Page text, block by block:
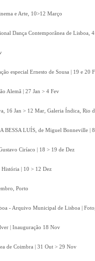
e Arte, 10>12 Março
Dança Contemporânea de Lisboa,
especial Ernesto de Sousa | 19 e 20
Alemã | 27 Jan > 4 Fev
16 Jan > 12 Mar, Galeria Índica, Rio
BESSA LUÍS, de Miguel Bonneville |
Ciríaco | 18 > 19 de Dez
História | 10 > 12 Dez
Porto
- Arquivo Municipal de Lisboa |
| Inauguração 18 Nov
de Coimbra | 31 Out > 29 Nov